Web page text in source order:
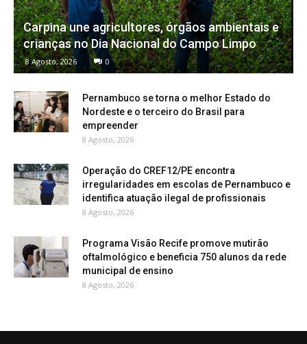
Carpina une agricultores, órgãos ambientais e
crianças no Dia Nacional do Campo Limpo
8 Agosto, 2026 0
Pernambuco se torna o melhor Estado do
Nordeste e o terceiro do Brasil para
empreender
8 Agosto, 2026
Operação do CREF12/PE encontra
irregularidades em escolas de Pernambuco e
identifica atuação ilegal de profissionais
8 Agosto, 2026
Programa Visão Recife promove mutirão
oftalmológico e beneficia 750 alunos da rede
municipal de ensino
8 Agosto, 2026